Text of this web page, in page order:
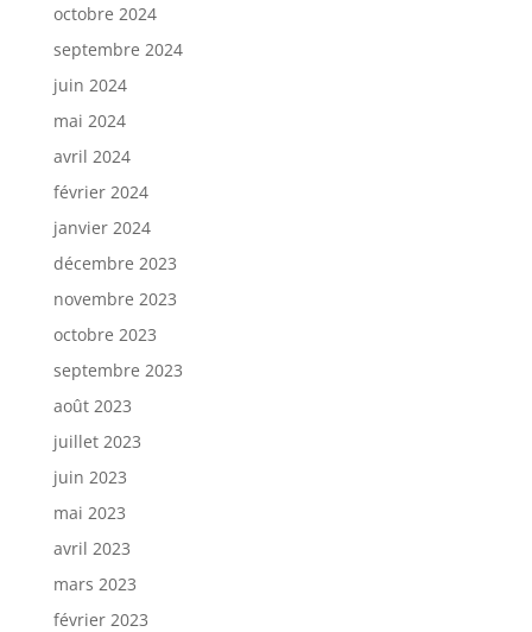
octobre 2024
septembre 2024
juin 2024
mai 2024
avril 2024
février 2024
janvier 2024
décembre 2023
novembre 2023
octobre 2023
septembre 2023
août 2023
juillet 2023
juin 2023
mai 2023
avril 2023
mars 2023
février 2023